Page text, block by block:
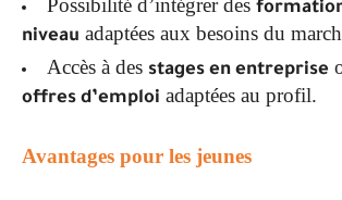
Possibilité d’intégrer des
niveau adaptées aux besoins du
Accès à des stages en entreprise
offres d’emploi adaptées au profil.
Avantages pour les jeunes